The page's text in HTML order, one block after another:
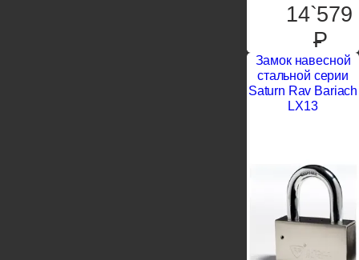
14`579
P
Замок навесной
стальной серии
Saturn Rav Bariach
LX13